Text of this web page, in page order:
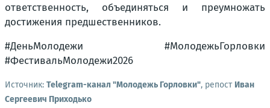
ответственность, объединяться и преумножать
достижения предшественников.
#ДеньМолодежи #МолодежьГорловки
#ФестивальМолодежи2026
Источник: Telegram-канал "Молодежь Горловки", репост Иван
Сергеевич Приходько